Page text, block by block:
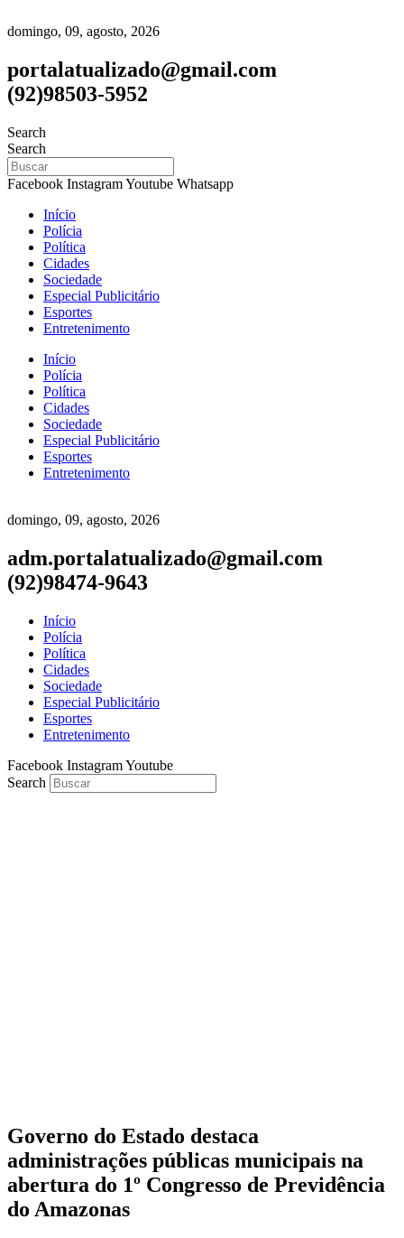
domingo, 09, agosto, 2026
portalatualizado@gmail.com
(92)98503-5952
Search
Search
Facebook InstagramYoutube Whatsapp
Início
Polícia
Política
Cidades
Sociedade
Especial Publicitário
Esportes
Entretenimento
Início
Polícia
Política
Cidades
Sociedade
Especial Publicitário
Esportes
Entretenimento
domingo, 09, agosto, 2026
adm.portalatualizado@gmail.com
(92)98474-9643
Início
Polícia
Política
Cidades
Sociedade
Especial Publicitário
Esportes
Entretenimento
Facebook InstagramYoutube
Search
Governo do Estado destaca
administrações públicas municipais na
abertura do 1º Congresso de Previdência
do Amazonas